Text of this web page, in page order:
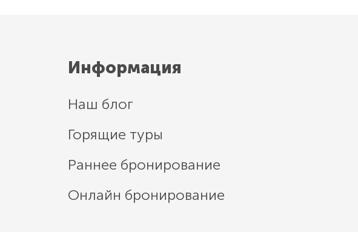
Информация
Наш блог
Горящие туры
Раннее бронирование
Онлайн бронирование